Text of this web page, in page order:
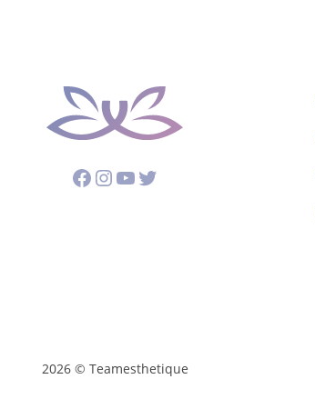
Facebook
Instagram
YouTube
Twitter
2026 © Teamesthetique